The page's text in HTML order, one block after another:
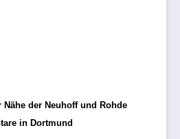
Nähe der Neuhoff und Rohde
in Dortmund